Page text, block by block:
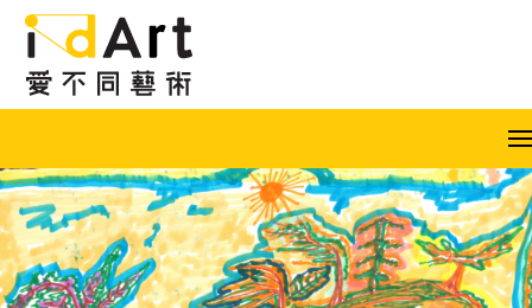
跳到內容（按回車鍵）
EN 繁 简 A A A